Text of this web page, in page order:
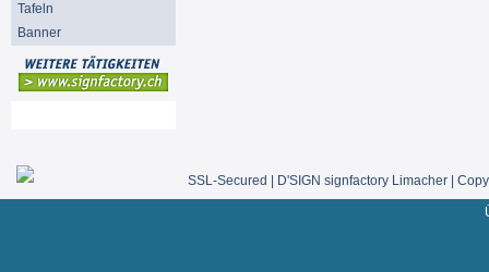
Tafeln
Banner
SSL-Secured | D'SIGN signfactory Limacher |